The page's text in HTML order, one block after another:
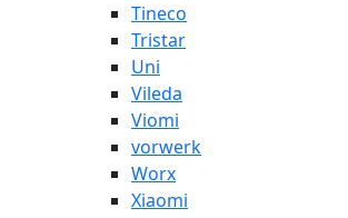
Tineco
Tristar
Uni
Vileda
Viomi
vorwerk
Worx
Xiaomi